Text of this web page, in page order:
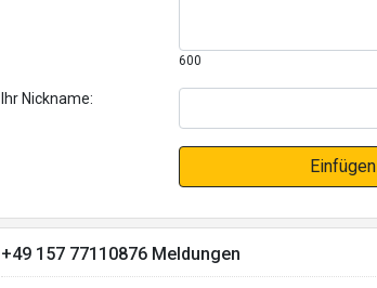
600
Ihr Nickname:
Einfügen
+49 157 77110876 Meldungen